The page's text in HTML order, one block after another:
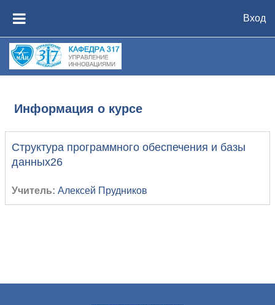
Вход
Информация о курсе
Структура программного обеспечения и базы
данных26
Учитель: Алексей Прудников